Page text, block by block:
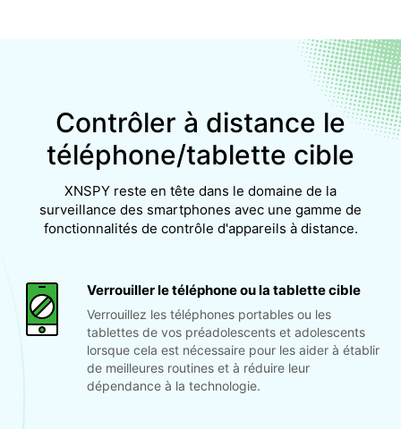
Contrôler à distance le
téléphone/tablette cible
XNSPY reste en tête dans le domaine de la
surveillance des smartphones avec une gamme de
fonctionnalités de contrôle d'appareils à distance.
Verrouiller le téléphone ou la tablette cible
Verrouillez les téléphones portables ou les
tablettes de vos préadolescents et adolescents
lorsque cela est nécessaire pour les aider à établir
de meilleures routines et à réduire leur
dépendance à la technologie.